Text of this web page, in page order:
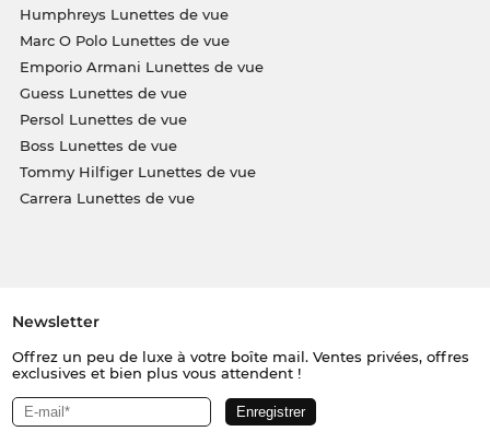
Humphreys Lunettes de vue
Marc O Polo Lunettes de vue
Emporio Armani Lunettes de vue
Guess Lunettes de vue
Persol Lunettes de vue
Boss Lunettes de vue
Tommy Hilfiger Lunettes de vue
Carrera Lunettes de vue
Newsletter
Offrez un peu de luxe à votre boîte mail. Ventes privées, offres
exclusives et bien plus vous attendent !